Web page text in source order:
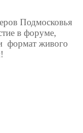
Подмосковья
в форуме,
формат живого